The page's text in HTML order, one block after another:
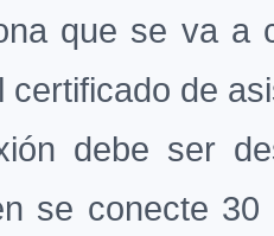
que se va a
certificado de
debe ser
se conecte